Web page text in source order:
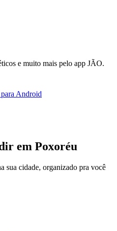
e muito mais pelo app JÃO.
Android
em Poxoréu
sua cidade, organizado pra você